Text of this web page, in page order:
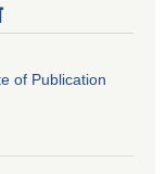
of Publication